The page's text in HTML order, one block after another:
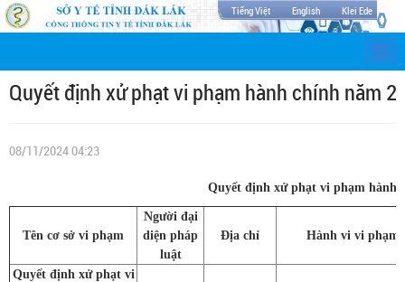
Tiếng Việt English Klei Ede
Quyết định xử phạt vi phạm hành chính năm
08/11/2024 04:23
Quyết định xử phạt vi phạm hành
Tên cơ sở vi phạm
Người đại
diện pháp
luật
Địa chỉ Hành vi vi phạm
Quyết định xử phạt vi